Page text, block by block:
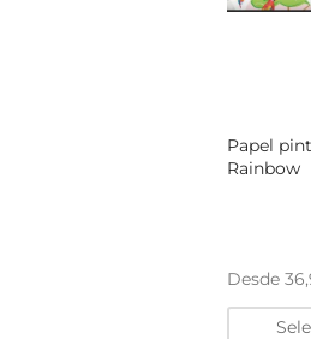
Papel
Rainbow
Desde